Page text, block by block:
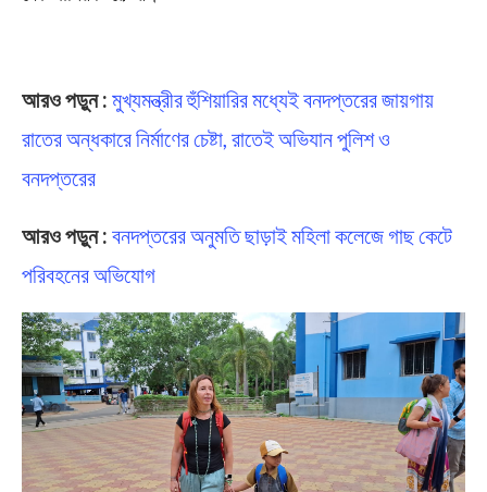
আরও পড়ুন : মুখ্যমন্ত্রীর হুঁশিয়ারির মধ্যেই বনদপ্তরের জায়গায়
রাতের অন্ধকারে নির্মাণের চেষ্টা, রাতেই অভিযান পুলিশ ও
বনদপ্তরের
আরও পড়ুন : বনদপ্তরের অনুমতি ছাড়াই মহিলা কলেজে গাছ কেটে
পরিবহনের অভিযোগ